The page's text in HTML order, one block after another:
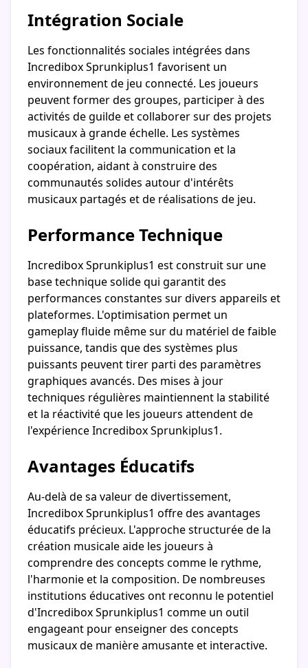
Intégration Sociale
Les fonctionnalités sociales intégrées dans
Incredibox Sprunkiplus1 favorisent un
environnement de jeu connecté. Les joueurs
peuvent former des groupes, participer à des
activités de guilde et collaborer sur des projets
musicaux à grande échelle. Les systèmes
sociaux facilitent la communication et la
coopération, aidant à construire des
communautés solides autour d'intérêts
musicaux partagés et de réalisations de jeu.
Performance Technique
Incredibox Sprunkiplus1 est construit sur une
base technique solide qui garantit des
performances constantes sur divers appareils et
plateformes. L'optimisation permet un
gameplay fluide même sur du matériel de faible
puissance, tandis que des systèmes plus
puissants peuvent tirer parti des paramètres
graphiques avancés. Des mises à jour
techniques régulières maintiennent la stabilité
et la réactivité que les joueurs attendent de
l'expérience Incredibox Sprunkiplus1.
Avantages Éducatifs
Au-delà de sa valeur de divertissement,
Incredibox Sprunkiplus1 offre des avantages
éducatifs précieux. L'approche structurée de la
création musicale aide les joueurs à
comprendre des concepts comme le rythme,
l'harmonie et la composition. De nombreuses
institutions éducatives ont reconnu le potentiel
d'Incredibox Sprunkiplus1 comme un outil
engageant pour enseigner des concepts
musicaux de manière amusante et interactive.